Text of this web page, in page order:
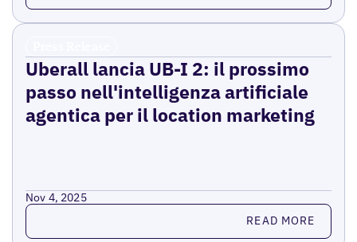
Uberall lancia UB-I 2: il prossimo
passo nell'intelligenza artificiale
agentica per il location marketing
Nov 4, 2025
Read more READ MORE